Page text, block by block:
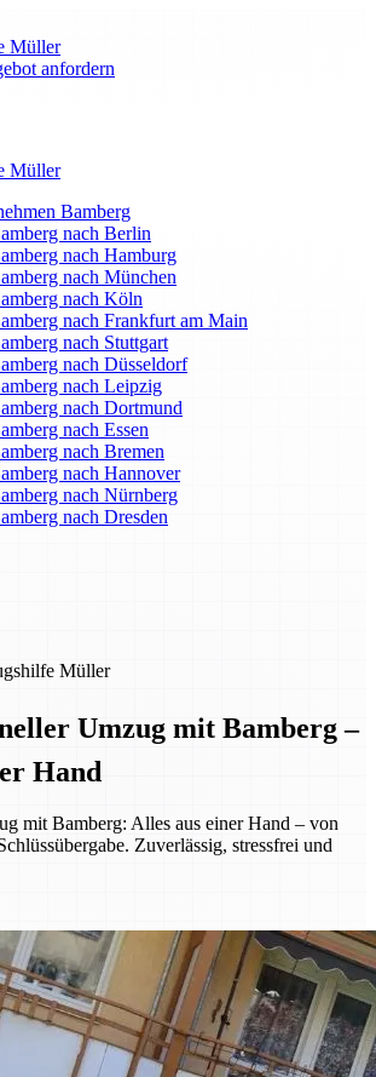
Müller
anfordern
Müller
Bamberg
nach Berlin
nach Hamburg
nach München
nach Köln
nach Frankfurt am Main
nach Stuttgart
nach Düsseldorf
nach Leipzig
nach Dortmund
nach Essen
nach Bremen
nach Hannover
nach Nürnberg
nach Dresden
Müller
Umzug mit Bamberg –
Hand
mit Bamberg: Alles aus einer Hand – von
Zuverlässig, stressfrei und